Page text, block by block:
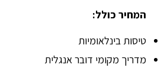
המחיר כולל:
טיסות בינלאומיות
מדריך מקומי דובר אנגלית